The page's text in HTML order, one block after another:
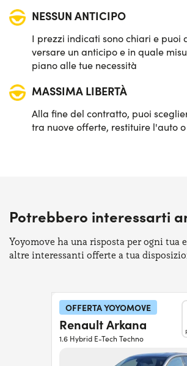
NESSUN ANTICIPO
I prezzi indicati sono chiari e puoi
versare un anticipo e in quale
piano alle tue necessità
MASSIMA LIBERTÀ
Alla fine del contratto, puoi
tra nuove offerte, restituire l'auto
Potrebbero interessarti
Yoyomove ha una risposta per ogni tua
altre interessanti offerte a tua
OFFERTA YOYOMOVE
Renault Arkana
1.6 Hybrid E-Tech Techno